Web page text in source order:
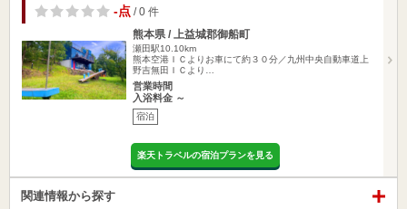
-点 / 0 件
熊本県 / 上益城郡御船町
瀬田駅10.10km
熊本空港ＩＣよりお車にて約３０分／九州中央自動車道上
野吉無田ＩＣより…
営業時間
入浴料金 ～
宿泊
楽天トラベルの宿泊プランを見る
関連情報から探す